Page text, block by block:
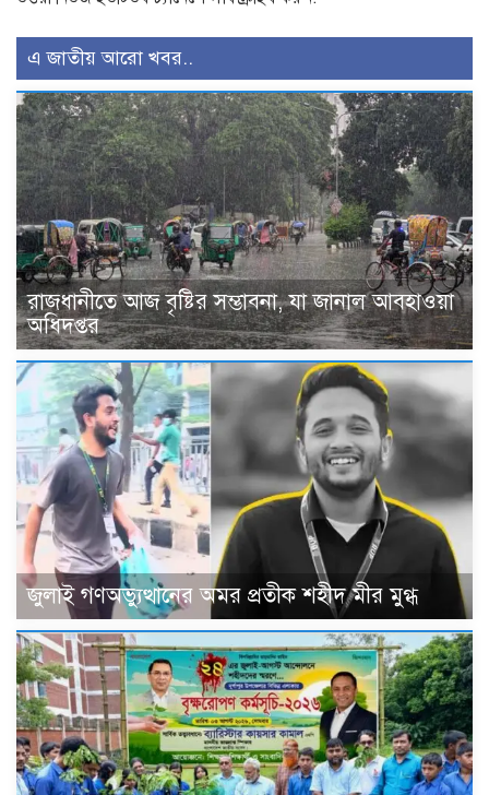
এ জাতীয় আরো খবর..
রাজধানীতে আজ বৃষ্টির সম্ভাবনা, যা জানাল আবহাওয়া
অধিদপ্তর
জুলাই গণঅভ্যুত্থানের অমর প্রতীক শহীদ মীর মুগ্ধ